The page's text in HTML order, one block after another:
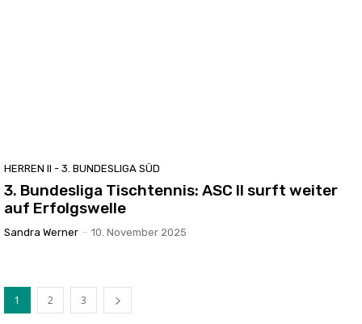
HERREN II - 3. BUNDESLIGA SÜD
3. Bundesliga Tischtennis: ASC II surft weiter
auf Erfolgswelle
Sandra Werner - 10. November 2025
1 2 3